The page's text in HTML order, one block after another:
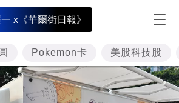
x《華爾街日報》
Pokemon卡 美股科技股